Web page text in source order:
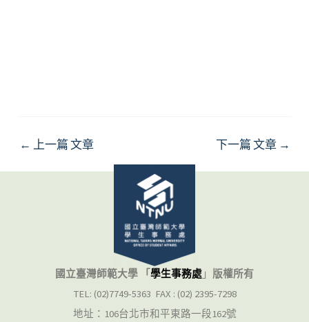
← 上一篇 文章 下一篇 文章 →
國立臺灣師範大學 「學生事務處 」 版權所有
TEL: (02)7749-5363 FAX : (02) 2395-7298
地址：106台北市和平東路一段162號